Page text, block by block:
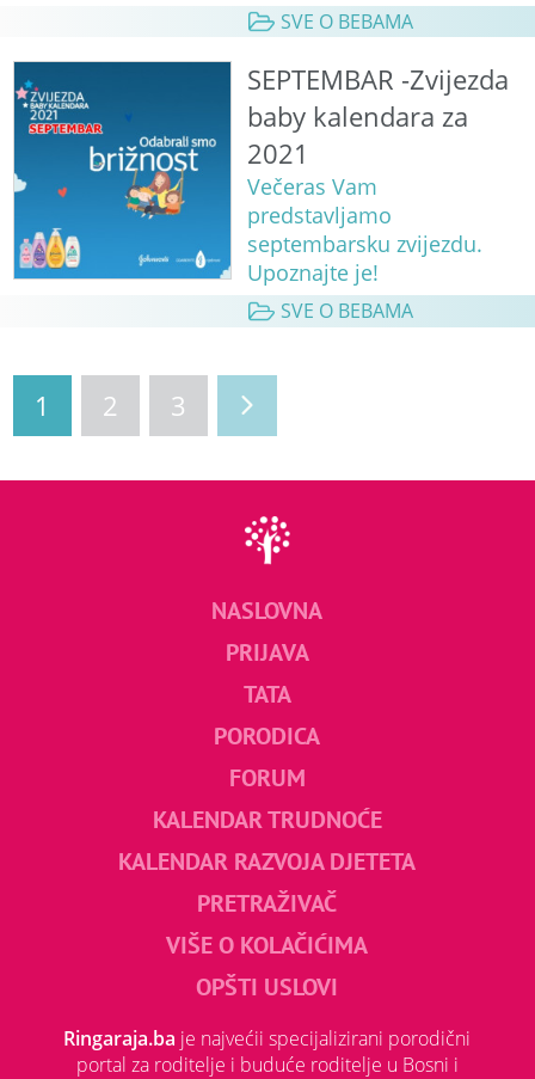
SVE O BEBAMA
SEPTEMBAR -Zvijezda
baby kalendara za
2021
Večeras Vam
predstavljamo
septembarsku zvijezdu.
Upoznajte je!
SVE O BEBAMA
1 2 3
NASLOVNA
PRIJAVA
TATA
PORODICA
FORUM
KALENDAR TRUDNOĆE
KALENDAR RAZVOJA DJETETA
PRETRAŽIVAČ
VIŠE O KOLAČIĆIMA
OPŠTI USLOVI
Ringaraja.ba je najvećii specijalizirani porodični
portal za roditelje i buduće roditelje u Bosni i